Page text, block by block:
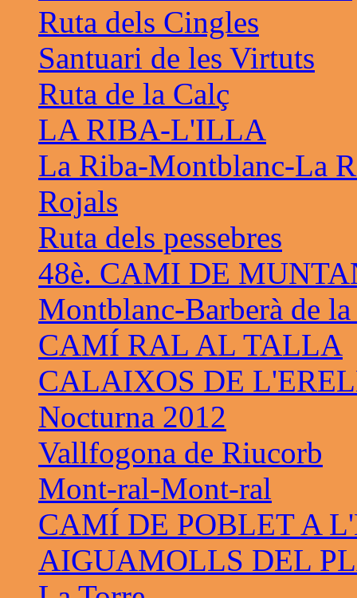
Ruta dels Cingles
Santuari de les Virtuts
Ruta de la Calç
LA RIBA-L'ILLA
La Riba-Montblanc-La
Rojals
Ruta dels pessebres
48è. CAMI DE
Montblanc-Barberà de la
CAMÍ RAL AL TALLA
CALAIXOS DE
Nocturna 2012
Vallfogona de Riucorb
Mont-ral-Mont-ral
CAMÍ DE POBLET A
AIGUAMOLLS DEL